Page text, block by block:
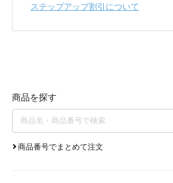
ステップアップ割引について
商品を探す
商品番号でまとめて注文